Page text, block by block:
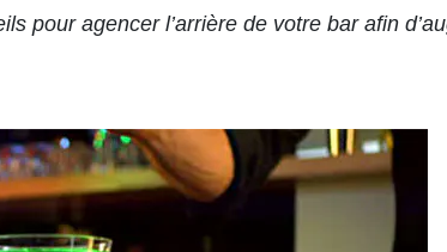
pour agencer l’arrière de votre bar afin